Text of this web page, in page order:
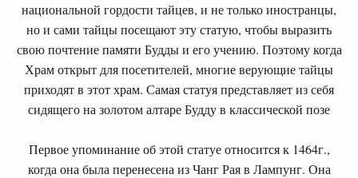
национальной гордости тайцев, и не только иностранцы,
но и сами тайцы посещают эту статую, чтобы выразить
свою почтение памяти Будды и его учению. Поэтому когда
Храм открыт для посетителей, многие верующие тайцы
приходят в этот храм. Самая статуя представляет из себя
сидящего на золотом алтаре Будду в классической позе
Первое упоминание об этой статуе относится к 1464г.,
когда она была перенесена из Чанг Рая в Лампунг. Она